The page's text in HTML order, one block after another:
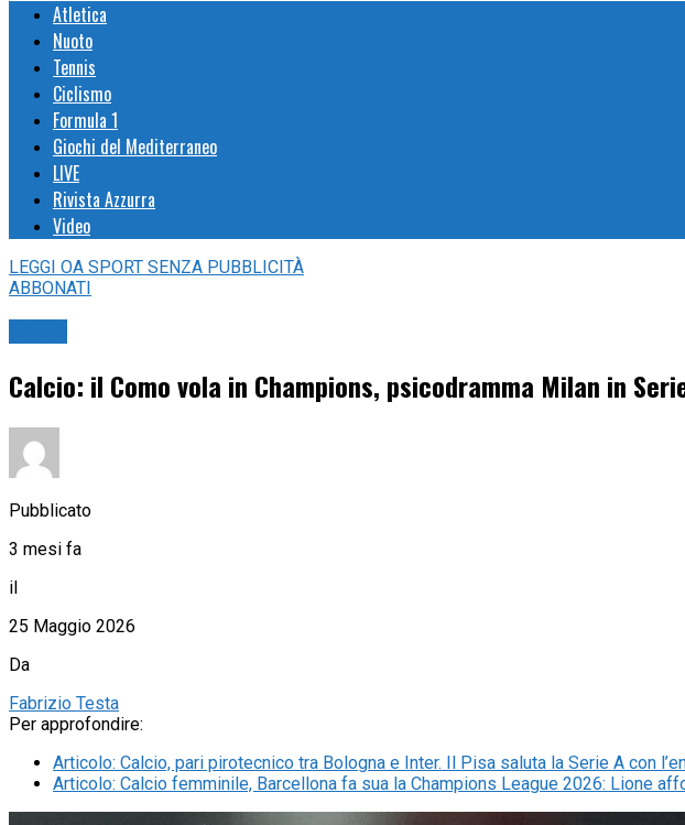
Atletica
Nuoto
Tennis
Ciclismo
Formula 1
Giochi del Mediterraneo
LIVE
Rivista Azzurra
Video
LEGGI OA SPORT SENZA PUBBLICITÀ
ABBONATI
Calcio: il Como vola in Champions, psicodramma Milan in
Pubblicato
3 mesi fa
il
25 Maggio 2026
Da
Fabrizio Testa
Per approfondire:
Articolo: Calcio, pari pirotecnico tra Bologna e Inter. Il Pisa saluta la Serie A con
Articolo: Calcio femminile, Barcellona fa sua la Champions League 2026: Lione